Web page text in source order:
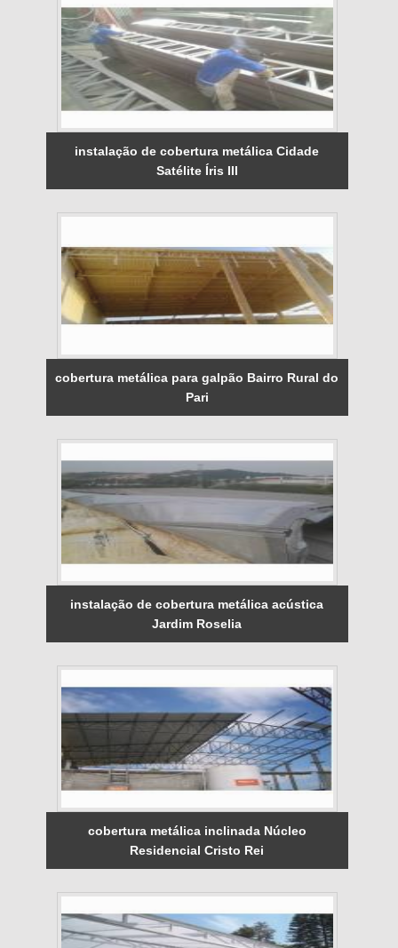
instalação de cobertura metálica Cidade
Satélite Íris III
cobertura metálica para galpão Bairro Rural do
Pari
instalação de cobertura metálica acústica
Jardim Roselia
cobertura metálica inclinada Núcleo
Residencial Cristo Rei